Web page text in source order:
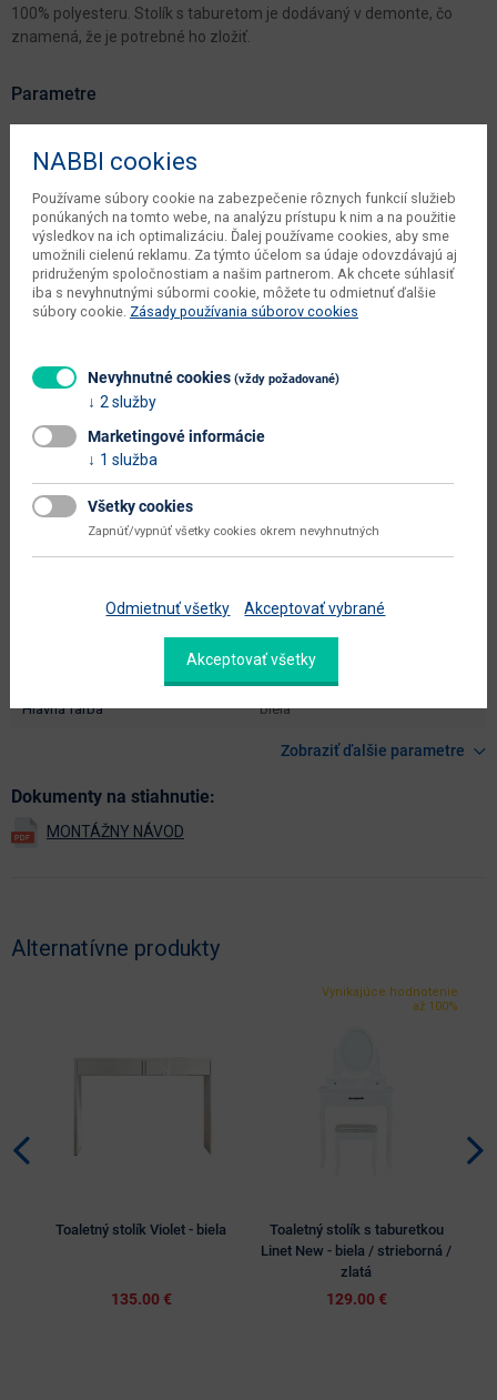
100% polyesteru. Stolík s taburetom je dodávaný v demonte, čo
znamená, že je potrebné ho zložiť.
Parametre
Výška 142 cm
počet balíkov dodávateľa 1 ks
dodávateľa
0.0881 m3
kusov v balení dodávateľa
typové označenie Regina New
hĺbka sedadla (cm)
výška sedadla (cm) 45
utierať navlhko
hlavná farba biela
Zobraziť ďalšie parametre
Dokumenty na stiahnutie:
Alternatívne produkty
Toaletný stolík Violet - biela
135.00 €
Vynikajúce hodnotenie
až 100%
Toaletný stolík s taburetkou
Linet New - biela / strieborná /
zlatá
129.00 €
NABBI cookies
Používame súbory cookie na zabezpečenie rôznych funkcií služieb
ponúkaných na tomto webe, na analýzu prístupu k nim a na použitie
výsledkov na ich optimalizáciu. Ďalej používame cookies, aby sme
umožnili cielenú reklamu. Za týmto účelom sa údaje odovzdávajú aj
pridruženým spoločnostiam a našim partnerom. Ak chcete súhlasiť
iba s nevyhnutnými súbormi cookie, môžete tu odmietnuť ďalšie
súbory cookie. Zásady používania súborov cookies
Nevyhnutné cookies (vždy požadované)
2 služby
Marketingové informácie
1 služba
Všetky cookies
Zapnúť/vypnúť všetky cookies okrem nevyhnutných
Odmietnuť všetky Akceptovať vybrané
Akceptovať všetky